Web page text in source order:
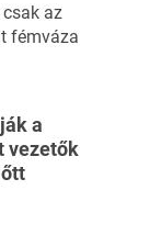
az
fémváza
a
vezetők